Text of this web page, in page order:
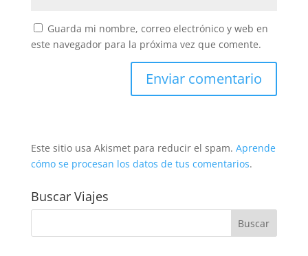
Guarda mi nombre, correo electrónico y web en
este navegador para la próxima vez que comente.
Este sitio usa Akismet para reducir el spam. Aprende
cómo se procesan los datos de tus comentarios.
Buscar Viajes